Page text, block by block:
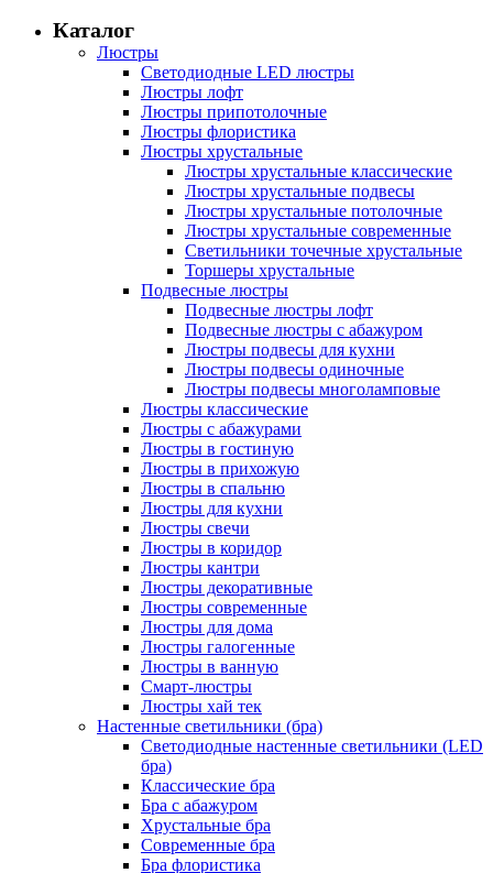
Каталог
Люстры
Светодиодные LED люстры
Люстры лофт
Люстры припотолочные
Люстры флористика
Люстры хрустальные
Люстры хрустальные классические
Люстры хрустальные подвесы
Люстры хрустальные потолочные
Люстры хрустальные современные
Светильники точечные хрустальные
Торшеры хрустальные
Подвесные люстры
Подвесные люстры лофт
Подвесные люстры с абажуром
Люстры подвесы для кухни
Люстры подвесы одиночные
Люстры подвесы многоламповые
Люстры классические
Люстры с абажурами
Люстры в гостиную
Люстры в прихожую
Люстры в спальню
Люстры для кухни
Люстры свечи
Люстры в коридор
Люстры кантри
Люстры декоративные
Люстры современные
Люстры для дома
Люстры галогенные
Люстры в ванную
Смарт-люстры
Люстры хай тек
Настенные светильники (бра)
Светодиодные настенные светильники (LED
бра)
Классические бра
Бра с абажуром
Хрустальные бра
Современные бра
Бра флористика